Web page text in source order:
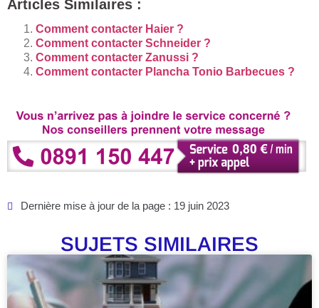
Articles Similaires :
Comment contacter Haier ?
Comment contacter Schneider ?
Comment contacter Zanussi ?
Comment contacter Plancha Tonio Barbecues ?
Dernière mise à jour de la page : 19 juin 2023
SUJETS SIMILAIRES